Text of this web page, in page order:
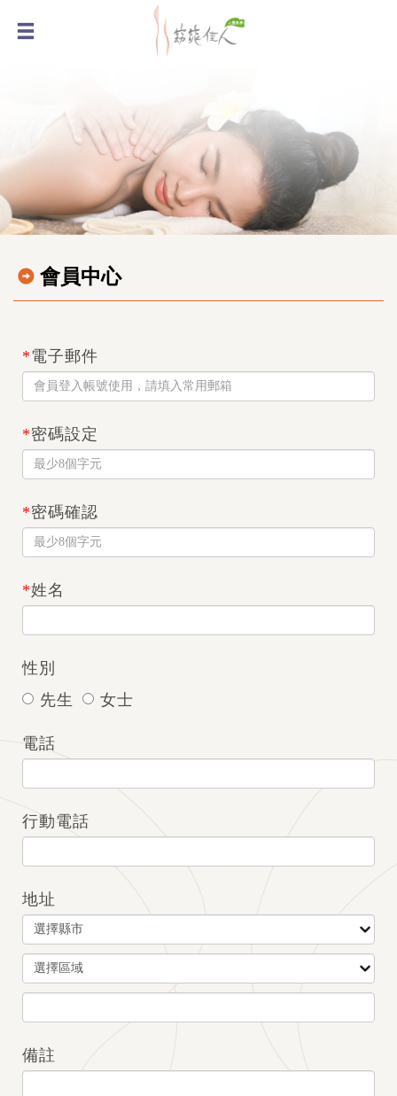
會員中心
*電子郵件
*密碼設定
*密碼確認
*姓名
性別
先生
女士
電話
行動電話
地址
備註